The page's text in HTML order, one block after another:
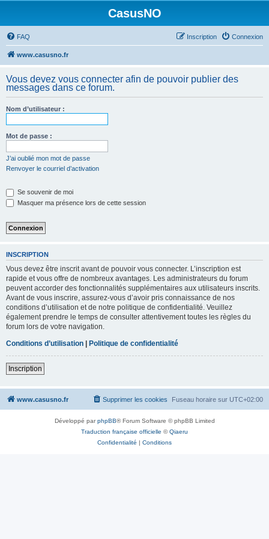
CasusNO
FAQ Connexion
Inscription
www.casusno.fr
Vous devez vous connecter afin de pouvoir publier des
messages dans ce forum.
Nom d’utilisateur :
Mot de passe :
J’ai oublié mon mot de passe
Renvoyer le courriel d’activation
Se souvenir de moi
Masquer ma présence lors de cette session
INSCRIPTION
Vous devez être inscrit avant de pouvoir vous connecter. L’inscription est
rapide et vous offre de nombreux avantages. Les administrateurs du forum
peuvent accorder des fonctionnalités supplémentaires aux utilisateurs inscrits.
Avant de vous inscrire, assurez-vous d’avoir pris connaissance de nos
conditions d’utilisation et de notre politique de confidentialité. Veuillez
également prendre le temps de consulter attentivement toutes les règles du
forum lors de votre navigation.
Conditions d’utilisation | Politique de confidentialité
Inscription
www.casusno.fr Fuseau horaire sur UTC+02:00
Supprimer les cookies
Développé parphpBB® Forum Software © phpBB Limited
Traduction française officielle ©Qiaeru
Confidentialité | Conditions